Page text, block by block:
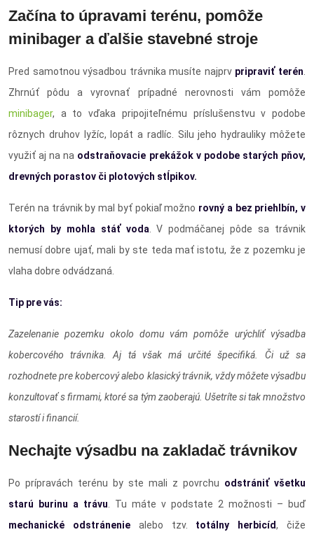
Začína to úpravami terénu, pomôže
minibager a ďalšie stavebné stroje
Pred samotnou výsadbou trávnika musíte najprv pripraviť terén
Zhrnúť pôdu a vyrovnať prípadné nerovnosti vám pomôže
minibager, a to vďaka pripojiteľnému príslušenstvu v podobe
rôznych druhov lyžíc, lopát a radlíc. Silu jeho hydrauliky môžete
využiť aj na na odstraňovacie prekážok v podobe starých pňov,
drevných porastov či plotových stĺpikov.
Terén na trávnik by mal byť pokiaľ možno rovný a bez priehlbín, v
ktorých by mohla stáť voda . V podmáčanej pôde sa trávnik
nemusí dobre ujať, mali by ste teda mať istotu, že z pozemku je
vlaha dobre odvádzaná.
Tip pre vás:
Zazelenanie pozemku okolo domu vám pomôže urýchliť výsadba
kobercového trávnika. Aj tá však má určité špecifiká. Či už sa
rozhodnete pre kobercový alebo klasický trávnik, vždy môžete výsadbu
konzultovať s firmami, ktoré sa tým zaoberajú. Ušetríte si tak množstvo
starostí i financií.
Nechajte výsadbu na zakladač trávnikov
Po prípravách terénu by ste mali z povrchu odstrániť všetku
starú burinu a trávu . Tu máte v podstate 2 možnosti – buď
mechanické odstráneniealebo tzv. totálny herbicíd, čiže